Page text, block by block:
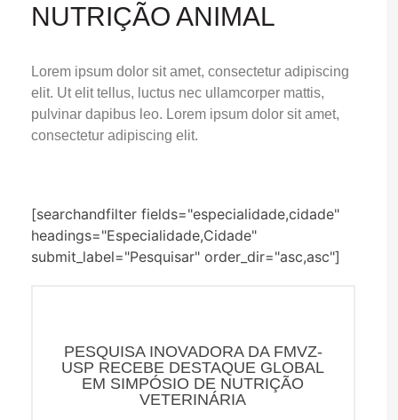
NUTRIÇÃO ANIMAL
Lorem ipsum dolor sit amet, consectetur adipiscing
elit. Ut elit tellus, luctus nec ullamcorper mattis,
pulvinar dapibus leo. Lorem ipsum dolor sit amet,
consectetur adipiscing elit.
[searchandfilter fields="especialidade,cidade"
headings="Especialidade,Cidade"
submit_label="Pesquisar" order_dir="asc,asc"]
PESQUISA INOVADORA DA FMVZ-
USP RECEBE DESTAQUE GLOBAL
EM SIMPÓSIO DE NUTRIÇÃO
VETERINÁRIA